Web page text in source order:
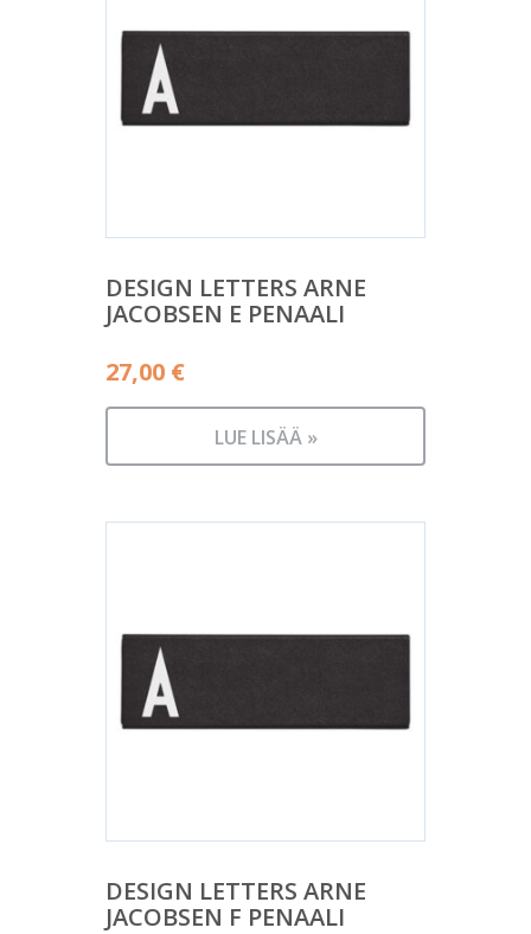
DESIGN LETTERS ARNE
JACOBSEN E PENAALI
27,00 €
LUE LISÄÄ »
DESIGN LETTERS ARNE
JACOBSEN F PENAALI